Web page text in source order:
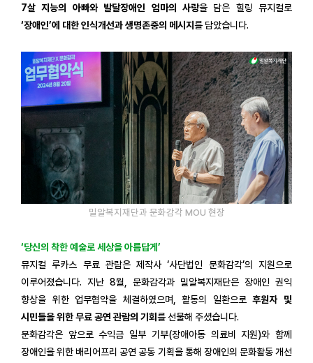
7살 지능의 아빠와 발달장애인 엄마의 사랑을 담은 힐링 뮤지컬로
‘장애인’에 대한 인식개선과 생명존중의 메시지를 담았습니다.
밀알복지재단과 문화감각 MOU 현장
‘당신의 착한 예술로 세상을 아름답게’
뮤지컬 루카스 무료 관람은 제작사 ‘사단법인 문화감각’의 지원으로
이루어졌습니다. 지난 8월, 문화감각과 밀알복지재단은 장애인 권익
향상을 위한 업무협약을 체결하였으며, 활동의 일환으로후원자 및
시민들을 위한 무료 공연 관람의 기회를 선물해 주셨습니다.
문화감각은 앞으로 수익금 일부 기부(장애아동 의료비 지원)와 함께
장애인을 위한 배리어프리 공연 공동 기획을 통해 장애인의 문화활동 개선